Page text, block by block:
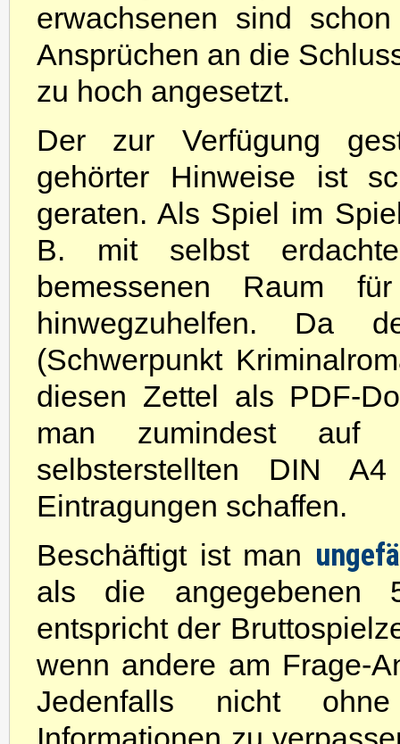
erwachsenen sind
Ansprüchen an die
zu hoch angesetzt.
Der zur Verfügung
gehörter Hinweise ist
geraten. Als Spiel im
B. mit selbst
bemessenen Raum
hinwegzuhelfen. Da
(Schwerpunkt
diesen Zettel als PDF-
man zumindest auf
selbsterstellten DIN
Eintragungen schaffen.
Beschäftigt ist man
als die angegebenen
entspricht der
wenn andere am Frage-
Jedenfalls nicht